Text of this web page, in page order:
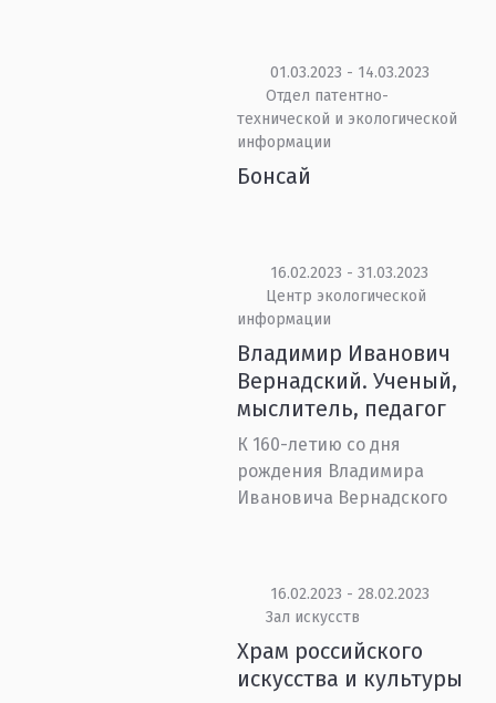
01.03.2023 - 14.03.2023
Отдел патентно-
технической и экологической
информации
Бонсай
16.02.2023 - 31.03.2023
Центр экологической
информации
Владимир Иванович
Вернадский. Ученый,
мыслитель, педагог
К 160-летию со дня
рождения Владимира
Ивановича Вернадского
16.02.2023 - 28.02.2023
Зал искусств
Храм российского
искусства и культуры